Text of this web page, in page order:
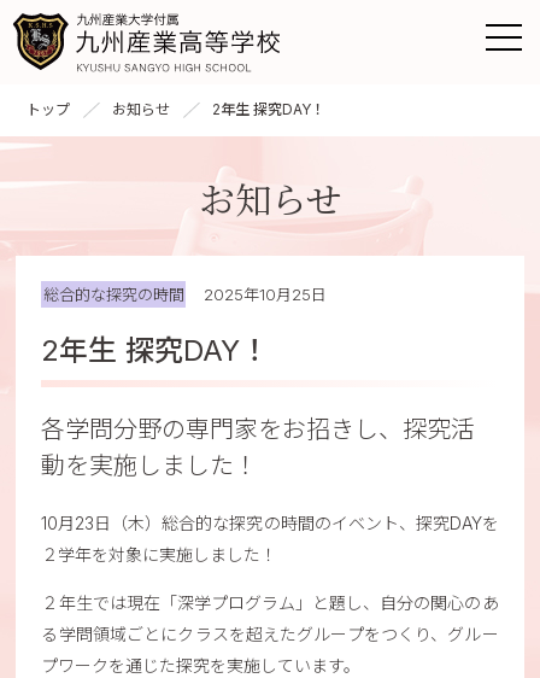
トップ お知らせ 2年生 探究DAY！
お知らせ
総合的な探究の時間 2025年10月25日
2年生 探究DAY！
各学問分野の専門家をお招きし、探究活
動を実施しました！
10月23日（木）総合的な探究の時間のイベント、探究DAYを
２学年を対象に実施しました！
２年生では現在「深学プログラム」と題し、自分の関心のあ
る学問領域ごとにクラスを超えたグループをつくり、グルー
プワークを通じた探究を実施しています。